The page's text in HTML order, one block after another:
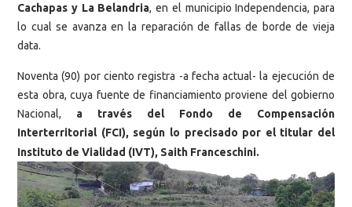
Cachapas y La Belandria, en el municipio Independencia, para
lo cual se avanza en la reparación de fallas de borde de vieja
data.
Noventa (90) por ciento registra -a fecha actual- la ejecución de
esta obra, cuya fuente de financiamiento proviene del gobierno
Nacional, a través del Fondo de Compensación
Interterritorial (FCI), según lo precisado por el titular del
Instituto de Vialidad (IVT), Saith Franceschini.